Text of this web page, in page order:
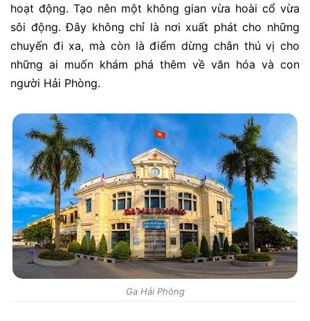
hoạt động. Tạo nên một không gian vừa hoài cổ vừa
sôi động. Đây không chỉ là nơi xuất phát cho những
chuyến đi xa, mà còn là điểm dừng chân thú vị cho
những ai muốn khám phá thêm về văn hóa và con
người Hải Phòng.
Ga Hải Phòng